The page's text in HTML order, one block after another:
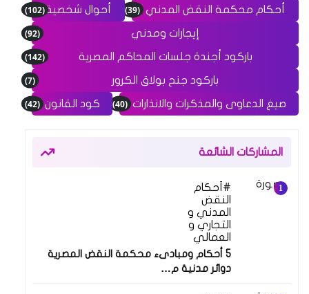
أحكام محكمة النقض المدني (39) أحوال شخصية(102)
إيجارات ومدني (92)
باركود أجندة جلسات المحاكم المصرية (142)
باركود جنح بولاق الكرور (7)
صيغ الدعاوى والمذكرات والانذارات (40) كود القانون (42)
المشاركات الشائعة
أحكام
النقض
المدني و
التجاري و
العمالي
5 أحكام ومبادىء محكمة النقض المصرية
دوائر مدنية م…